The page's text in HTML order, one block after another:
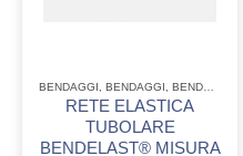
BENDAGGI , BENDAGGI , BENDAGGI
RETE ELASTICA
TUBOLARE
BENDELAST® MISURA